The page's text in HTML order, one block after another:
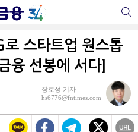
스타트업 원스톱
융 선봉에 서다]
장호성 기자
hs6776@fntimes.com